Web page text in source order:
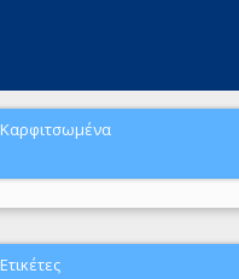
Καρφιτσωμένα
Ετικέτες